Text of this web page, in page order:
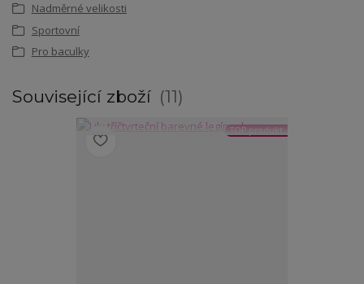
Nadměrné velikosti
Sportovní
Pro baculky
Související zboží 11
TOP produkt